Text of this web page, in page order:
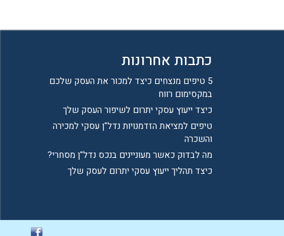
כתבות אחרונות
5 טיפים מנצחים כיצד למכור את העסק שלכם
במקסימום רווח
כיצד ייעוץ עסקי יתרום לשיפור העסק שלך
טיפים למציאת הזדמנויות נדל"ן עסקי למכירה
והשכרה
מה לבדוק כאשר מעוניינים בנכס נדל"ן מסחרי?
כיצד תהליך ייעוץ עסקי יתרום לעסק שלך